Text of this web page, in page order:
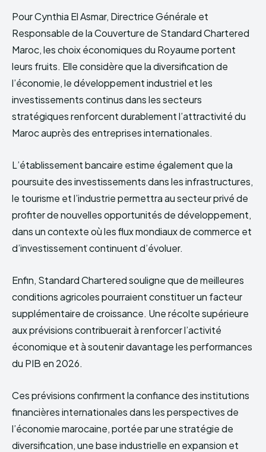
Pour Cynthia El Asmar, Directrice Générale et
Responsable de la Couverture de Standard Chartered
Maroc, les choix économiques du Royaume portent
leurs fruits. Elle considère que la diversification de
l’économie, le développement industriel et les
investissements continus dans les secteurs
stratégiques renforcent durablement l’attractivité du
Maroc auprès des entreprises internationales.
L’établissement bancaire estime également que la
poursuite des investissements dans les infrastructures,
le tourisme et l’industrie permettra au secteur privé de
profiter de nouvelles opportunités de développement,
dans un contexte où les flux mondiaux de commerce et
d’investissement continuent d’évoluer.
Enfin, Standard Chartered souligne que de meilleures
conditions agricoles pourraient constituer un facteur
supplémentaire de croissance. Une récolte supérieure
aux prévisions contribuerait à renforcer l’activité
économique et à soutenir davantage les performances
du PIB en 2026.
Ces prévisions confirment la confiance des institutions
financières internationales dans les perspectives de
l’économie marocaine, portée par une stratégie de
diversification, une base industrielle en expansion et